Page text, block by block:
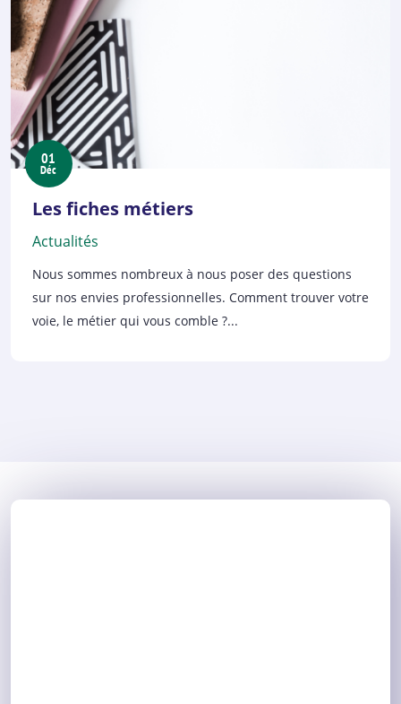
01
Déc
Les fiches métiers
Actualités
Nous sommes nombreux à nous poser des questions
sur nos envies professionnelles. Comment trouver votre
voie, le métier qui vous comble ?...